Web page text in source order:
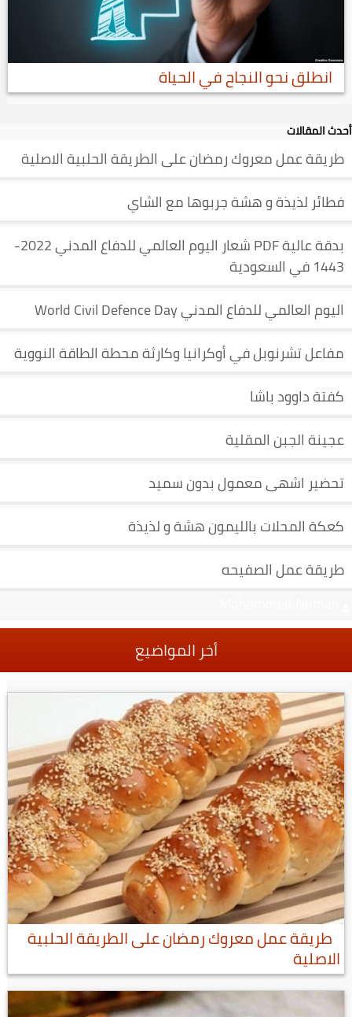
انطلق نحو النجاح في الحياة
أحدث المقالات
طريقة عمل معروك رمضان على الطريقة الحلبية الاصلية
فطائر لذيذة و هشة جربوها مع الشاي
بدقة عالية PDF شعار اليوم العالمي للدفاع المدني 2022-
1443 في السعودية
اليوم العالمي للدفاع المدني World Civil Defence Day
مفاعل تشرنوبل في أوكرانيا وكارثة محطة الطاقة النووية
كفتة داوود باشا
عجينة الجبن المقلية
تحضير اشهى معمول بدون سميد
كعكة المحلات بالليمون هشة و لذيذة
طريقة عمل الصفيحه
أخر المواضيع
طريقة عمل معروك رمضان على الطريقة الحلبية
الاصلية